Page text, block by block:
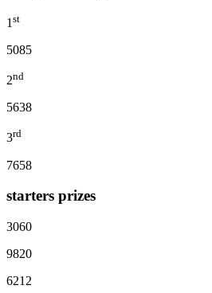
1 st
5085
2nd
5638
3rd
7658
starters prizes
3060
9820
6212